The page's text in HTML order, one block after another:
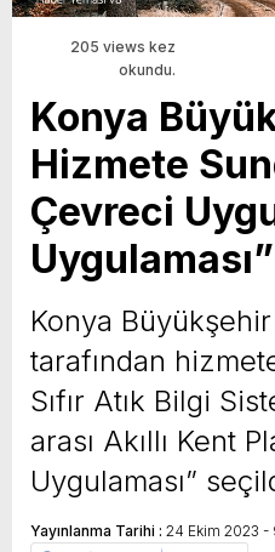
205 views kez
okundu.
Konya
Hizmete
Çevreci
Konya
tarafından
Sıfır Atık Bilgi
arası Akıllı Kent
Uygulaması”
Yayınlanma Tarihi : 24 Ekim 2023 -